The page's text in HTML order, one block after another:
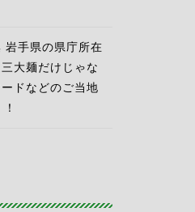
岩手県の県庁所在
大麺だけじゃな
ドなどのご当地